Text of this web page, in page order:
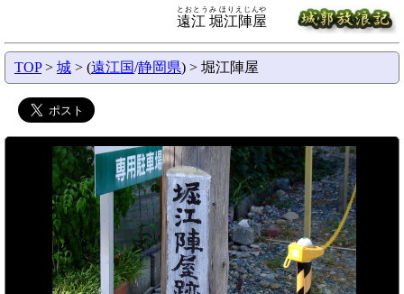
遠江 堀江陣屋
とおとうみ ほりえじんや
TOP> 城 > (遠江国/静岡県) > 堀江陣屋